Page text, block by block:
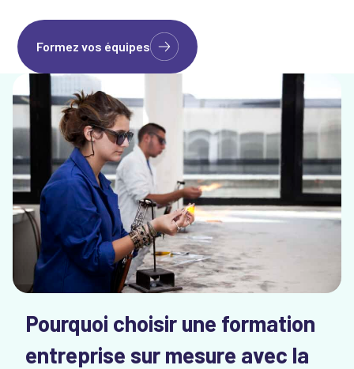
Formez vos équipes
Pourquoi choisir une formation
entreprise sur mesure avec la